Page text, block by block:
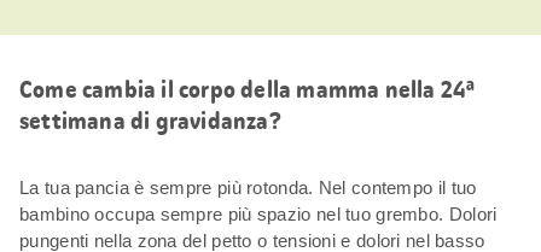
Come cambia il corpo della mamma nella 24ª
settimana di gravidanza?
La tua pancia è sempre più rotonda. Nel contempo il tuo
bambino occupa sempre più spazio nel tuo grembo. Dolori
pungenti nella zona del petto o tensioni e dolori nel basso